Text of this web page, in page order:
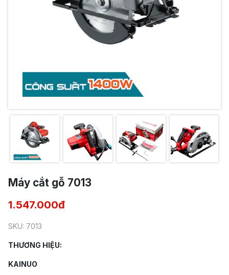
Máy cắt gỗ 7013
1.547.000đ
SKU: 7013
THƯƠNG HIỆU:
KAINUO